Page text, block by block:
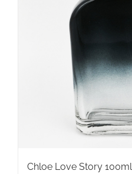
Chloe Love Story 100ml